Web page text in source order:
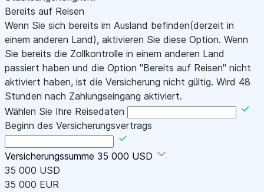
Bereits auf Reisen
Wenn Sie sich bereits im Ausland befinden(derzeit in
einem anderen Land), aktivieren Sie diese Option. Wenn
Sie bereits die Zollkontrolle in einem anderen Land
passiert haben und die Option "Bereits auf Reisen" nicht
aktiviert haben, ist die Versicherung nicht gültig. Wird 48
Stunden nach Zahlungseingang aktiviert.
Wählen Sie Ihre Reisedaten
Beginn des Versicherungsvertrags
Versicherungssumme 35 000 USD
35 000 USD
35 000 EUR